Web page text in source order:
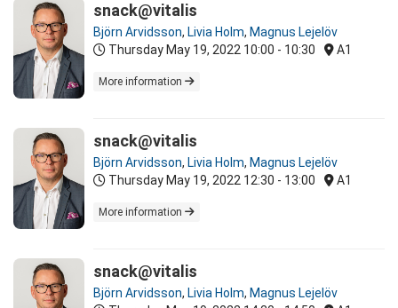
snack@vitalis
Björn Arvidsson, Livia Holm, Magnus Lejelöv
Thursday May 19, 2022 10:00 - 10:30 A1
More information
snack@vitalis
Björn Arvidsson, Livia Holm, Magnus Lejelöv
Thursday May 19, 2022 12:30 - 13:00 A1
More information
snack@vitalis
Björn Arvidsson, Livia Holm, Magnus Lejelöv